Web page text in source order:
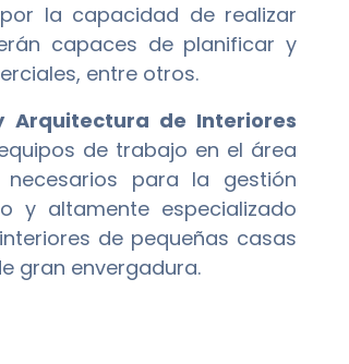
la capacidad de realizar
capaces de planificar y
entre otros.
Arquitectura de Interiores
de trabajo en el área
para la gestión
y altamente especializado
de pequeñas casas
gran envergadura.